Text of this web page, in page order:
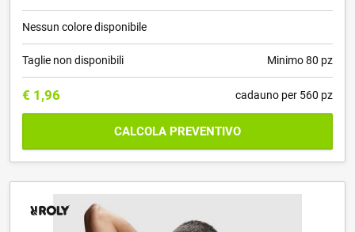
Nessun colore disponibile
Taglie non disponibili Minimo 80 pz
€ 1,96 cadauno per 560 pz
CALCOLA PREVENTIVO